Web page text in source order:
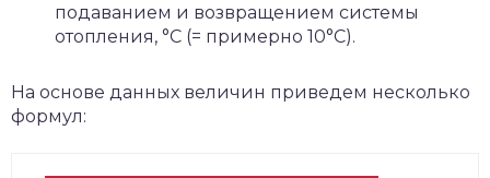
подаванием и возвращением системы
отопления, °С (= примерно 10°С).
На основе данных величин приведем несколько
формул: